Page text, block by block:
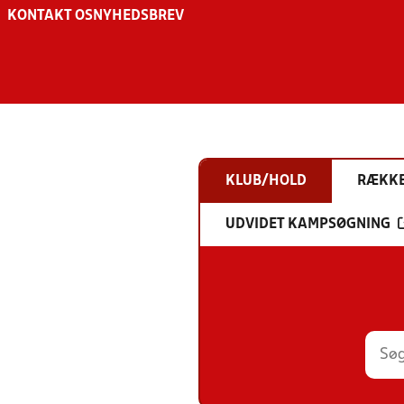
KONTAKT OS NYHEDSBREV
KLUB/HOLD
UDVIDET KAMPSØGNING